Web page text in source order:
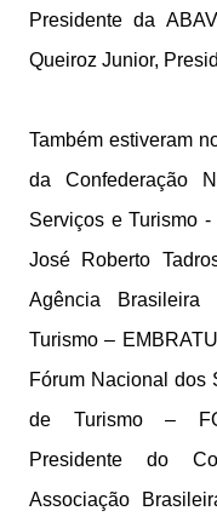
Presidente da
Queiroz Junior,
Também estiveram
da Confederação
Serviços e Turismo
José Roberto
Agência Brasileira
Turismo –
Fórum Nacional dos
de Turismo –
Presidente do
Associação